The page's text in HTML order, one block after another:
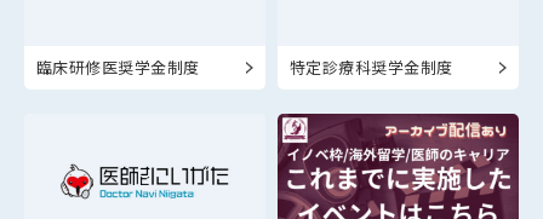
臨床研修医奨学金制度 特定診療科奨学金制度